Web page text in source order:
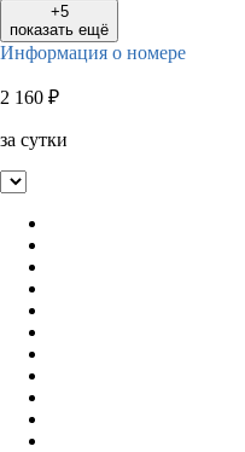
+5
показать ещё
Информация о номере
2 160 ₽
за сутки